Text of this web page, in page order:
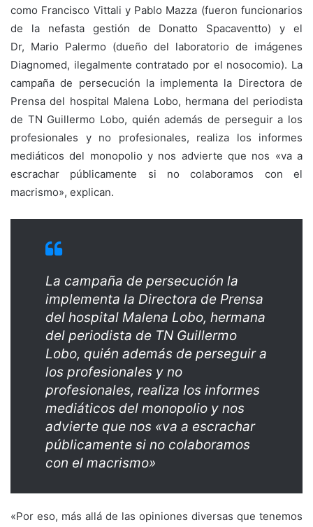
como Francisco Vittali y Pablo Mazza (fueron funcionarios
de la nefasta gestión de Donatto Spacaventto) y el
Dr, Mario Palermo (dueño del laboratorio de imágenes
Diagnomed, ilegalmente contratado por el nosocomio). La
campaña de persecución la implementa la Directora de
Prensa del hospital Malena Lobo, hermana del periodista
de TN Guillermo Lobo, quién además de perseguir a los
profesionales y no profesionales, realiza los informes
mediáticos del monopolio y nos advierte que nos «va a
escrachar públicamente si no colaboramos con el
macrismo», explican.
La campaña de persecución la
implementa la Directora de Prensa
del hospital Malena Lobo, hermana
del periodista de TN Guillermo
Lobo, quién además de perseguir a
los profesionales y no
profesionales, realiza los informes
mediáticos del monopolio y nos
advierte que nos «va a escrachar
públicamente si no colaboramos
con el macrismo»
«Por eso, más allá de las opiniones diversas que tenemos